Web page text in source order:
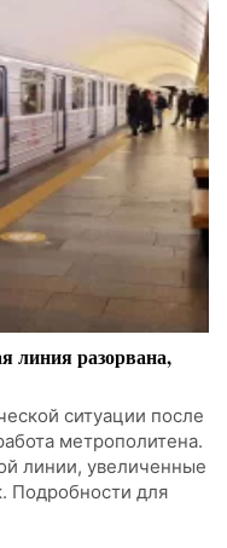
линия разорвана,
ситуации после
метрополитена.
линии, увеличенные
Подробности для